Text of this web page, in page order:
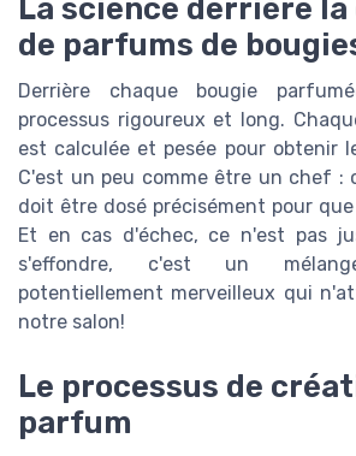
La science derrière
de parfums de
Derrière chaque bougie
processus rigoureux et long.
est calculée et pesée pour obtenir
C'est un peu comme être un chef :
doit être dosé précisément pour
Et en cas d'échec, ce n'est pas
s'effondre, c'est un
potentiellement merveilleux qui
notre salon!
Le processus de
parfum